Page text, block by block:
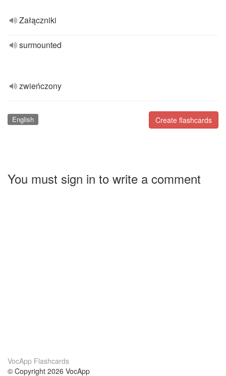
Załączniki
surmounted
zwieńczony
Create flashcards
English
You must sign in to write a comment
VocApp Flashcards
© Copyright 2026 VocApp